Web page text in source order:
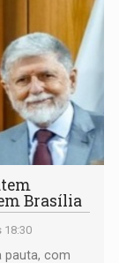
Brasília
18:30
pauta, com